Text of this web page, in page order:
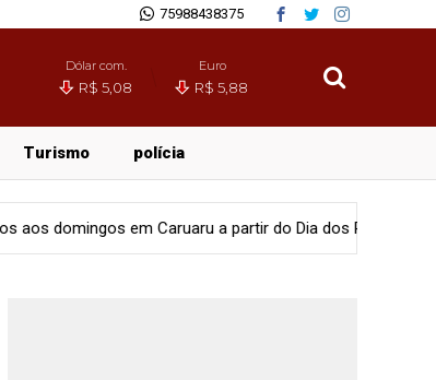
75988438375
Dólar com.
R$ 5,08
Euro
R$ 5,88
Turismo polícia
a partir do Dia dos Pais Cidades Centro de